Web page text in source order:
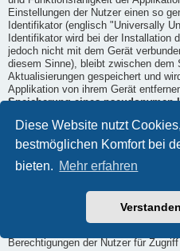
Diese Website nutzt
bestmöglichen Komfort bei
bieten. Mehr erfahren
Einstellungen der Nutzer einen so
Identifikator (englisch "Universally
Identifikator wird bei der Installation
jedoch nicht mit dem Gerät
diesem Sinne), bleibt zwischen dem
Aktualisierungen gespeichert und
Applikation von ihrem Gerät
Speicherung eines pseudonymen
Applikation bereitstellen und ihre
verwenden wir einen pseudonymen
ein mathematischer Wert (d. h. es
Namen verwendet), der einem
Installation der Applikation
Installation dieser Anwendung
Applikation sowie ihrer
wenn Nutzer die Applikation von dem
Geräteberechtigungen für den
Berechtigungen der Nutzer für